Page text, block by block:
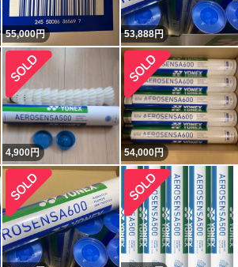
55,000円 53,888円
4,900円 54,000円